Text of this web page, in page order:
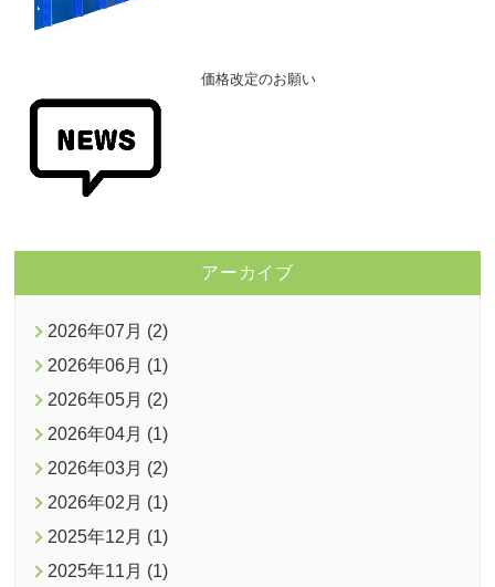
価格改定のお願い
アーカイブ
2026年07月 (2)
2026年06月 (1)
2026年05月 (2)
2026年04月 (1)
2026年03月 (2)
2026年02月 (1)
2025年12月 (1)
2025年11月 (1)